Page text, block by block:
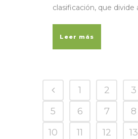
clasificación, que divide
Leer más
1 2 3
5
6 7 8
10
11 12 13